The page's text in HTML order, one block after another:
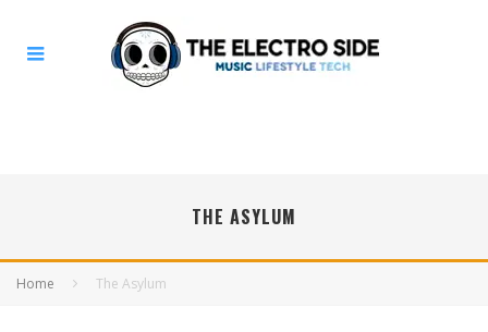
THE ASYLUM
Home The Asylum